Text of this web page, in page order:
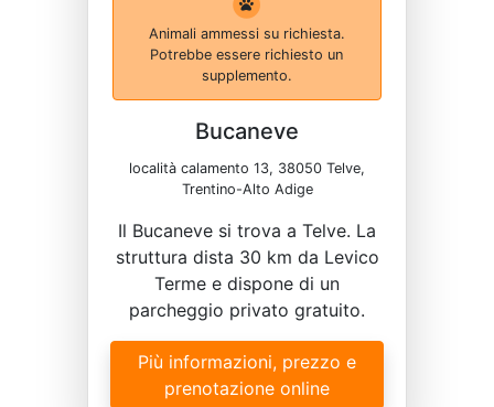
Animali ammessi su richiesta.
Potrebbe essere richiesto un
supplemento.
Bucaneve
località calamento 13, 38050 Telve,
Trentino-Alto Adige
Il Bucaneve si trova a Telve. La
struttura dista 30 km da Levico
Terme e dispone di un
parcheggio privato gratuito.
Più informazioni, prezzo e
prenotazione online